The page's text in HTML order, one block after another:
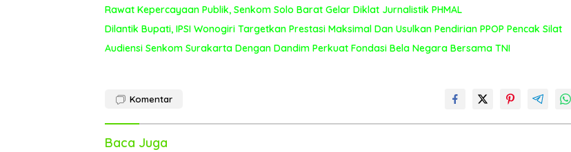
Rawat Kepercayaan Publik, Senkom Solo Barat Gelar Diklat Jurnalistik PHMAL
Dilantik Bupati, IPSI Wonogiri Targetkan Prestasi Maksimal Dan Usulkan Pendirian PPOP Pencak Silat
Audiensi Senkom Surakarta Dengan Dandim Perkuat Fondasi Bela Negara Bersama TNI
Komentar
Baca Juga